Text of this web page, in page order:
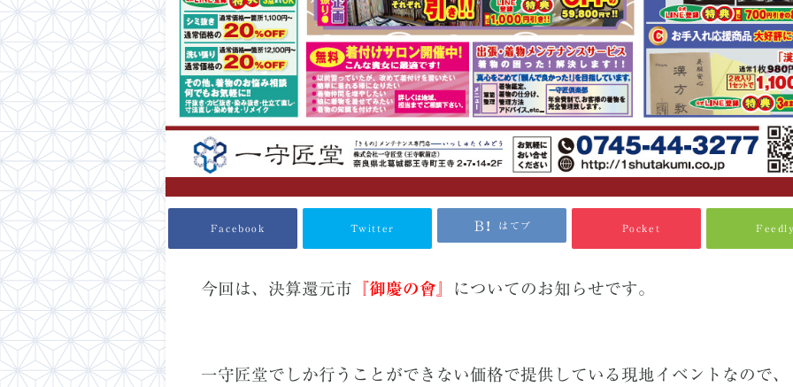
Facebook Twitter はてブ Pocket
今回は、決算還元市 『御慶の會』 についてのお知らせです。
一守匠堂でしか行うことができない価格で提供している現地イベントなので、